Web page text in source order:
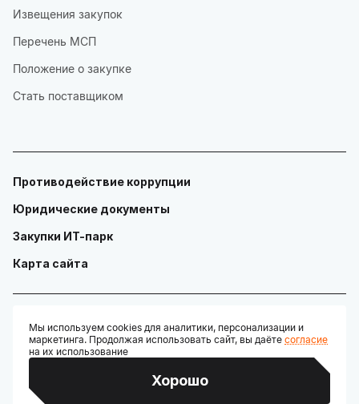
Извещения закупок
Перечень МСП
Положение о закупке
Стать поставщиком
Противодействие коррупции
Юридические документы
Закупки ИТ-парк
Карта сайта
© ГАУ "Технопарк в сфере высоких технологий «ИТ-парк»"
Разработано:
Мы используем cookies для аналитики, персонализации и
маркетинга. Продолжая использовать сайт, вы даёте согласие
на их использование
Хорошо